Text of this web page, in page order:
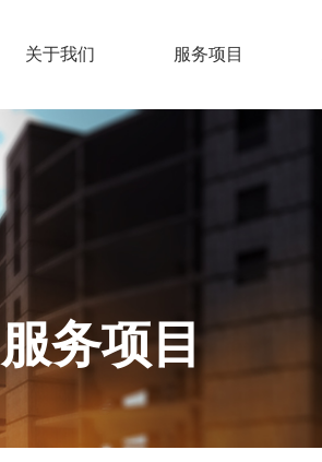
关于我们 服务项目
服务项目